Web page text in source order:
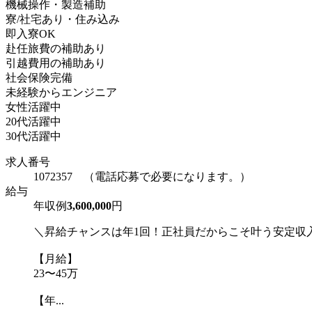
機械操作・製造補助
寮/社宅あり・住み込み
即入寮OK
赴任旅費の補助あり
引越費用の補助あり
社会保険完備
未経験からエンジニア
女性活躍中
20代活躍中
30代活躍中
求人番号
1072357 （電話応募で必要になります。）
給与
年収例3,600,000円
＼昇給チャンスは年1回！正社員だからこそ叶う安定
【月給】
23〜45万
【年...